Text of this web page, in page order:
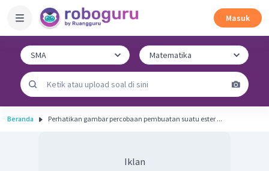
Masuk
Beranda Perhatikan gambar percobaan pembuatan suatu ester ...
Iklan